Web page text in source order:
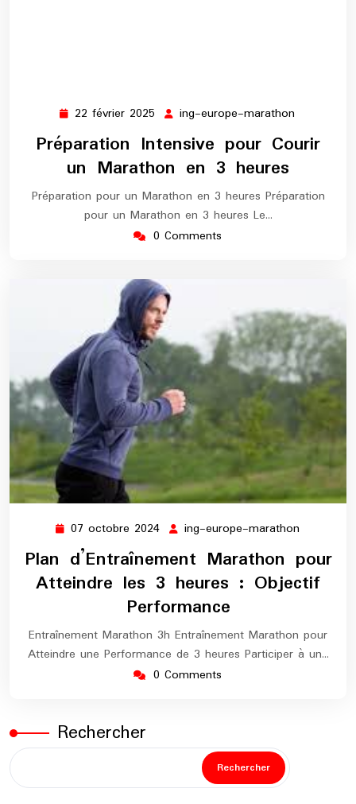
22 février 2025 22
février
2025
ing-europe-marathon
europe-
marathon
Préparation Intensive pour Courir
un Marathon en 3 heures
Préparation pour un Marathon en 3 heures Préparation
pour un Marathon en 3 heures Le…
0 Comments
07 octobre 2024 07
octobre
2024
ing-europe-marathon
marathon
Plan d’Entraînement Marathon pour
Atteindre les 3 heures : Objectif
Performance
Entraînement Marathon 3h Entraînement Marathon pour
Atteindre une Performance de 3 heures Participer à un…
0 Comments
Rechercher
Rechercher